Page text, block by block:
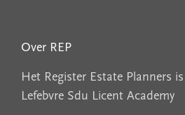
Over REP
Het Register Estate Planners
Lefebvre Sdu Licent Academy